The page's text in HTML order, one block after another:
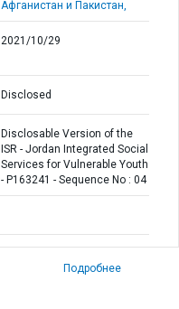
Афганистан и Пакистан,
2021/10/29
Disclosed
Disclosable Version of the
ISR - Jordan Integrated Social
Services for Vulnerable Youth
- P163241 - Sequence No : 04
Подробнее